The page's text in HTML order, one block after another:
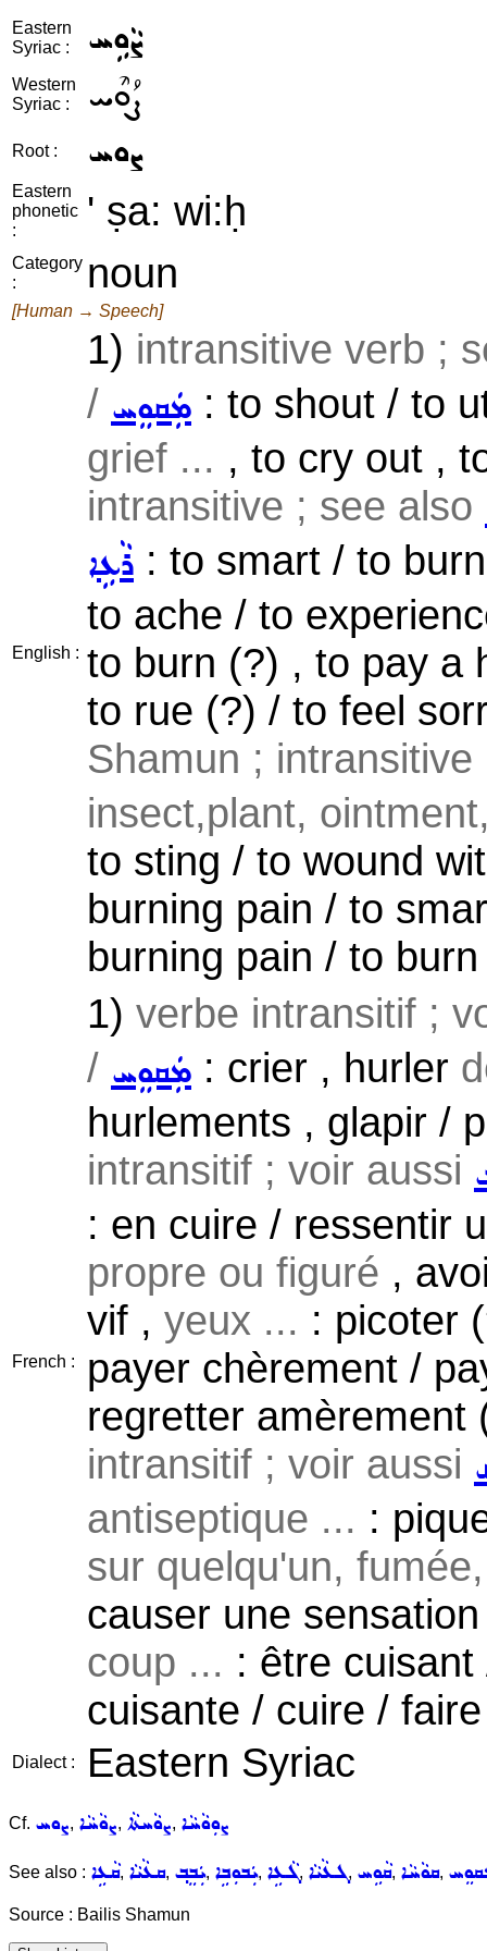
Eastern
Syriac :
ܨܵܘܹܚ
Western
Syriac :
ܨܳܘܶܚ
Root : ܨܘܚ
Eastern
phonetic
:
' ṣa: wi:ḥ
Category
:
noun
[Human → Speech]
English :
1) intransitive verb ;
/ ܡܲܩܘܸܚ : to shout / to
grief ... , to cry out ,
intransitive ; see also
ܪܵܥܹܐ : to smart / to
to ache / to
to burn (?) , to pay a
to rue (?) / to feel
Shamun ;
insect,plant,
to sting / to wound
burning pain / to
burning pain / to
French :
1) verbe intransitif ;
/ ܡܲܩܘܸܚ : crier , hurler
hurlements , glapir /
intransitif ; voir aussi
: en cuire / ressentir
propre ou figuré ,
vif , yeux ... : picoter
payer chèrement /
regretter
intransitif ; voir aussi
antiseptique ... :
sur quelqu'un,
causer une
coup ... : être
cuisante / cuire /
Dialect : Eastern Syriac
Cf. ܨܘܚ, ܨܘܵܚܵܐ, ܨܘܵܚܬܵܐ, ܨܘܼܘܵܚܵܐ
See also : ܩܵܥܹܐ, ܩܥܵܝܵܐ, ܝܲܒܸܒ݂, ܝܲܒܘܼܒܹܐ, ܓܵܥܹܐ, ܓܥܵܝܵܐ, ܩܵܘܹܚ, ܩܘܵܚܵܐ,
Source : Bailis Shamun